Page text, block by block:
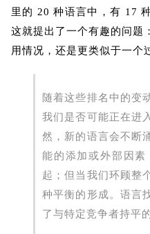
里的 20 种语言中，有 17
这就提出了一个有趣的问题
用情况，还是更类似于一个
随着这些排名中的变
我们是否可能正在进
然，新的语言会不断
能的添加或外部因
起；但当我们环顾整
种平衡的形成。语言
了与特定竞争者持平